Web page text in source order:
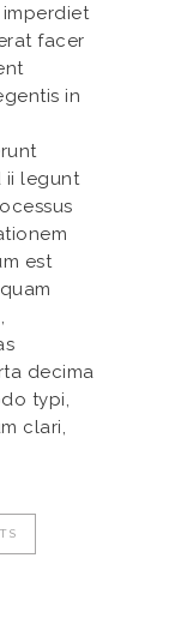
facer
in
ii legunt
est
decima
typi,
clari,